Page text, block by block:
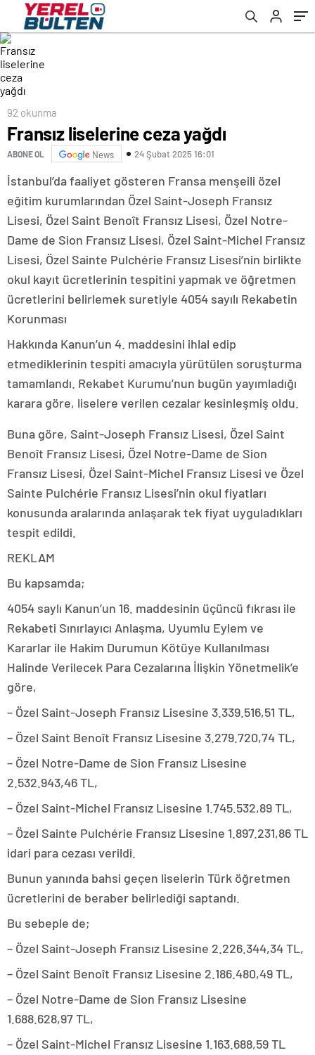
92 okunma
Fransız liselerine ceza yağdı
ABONE OL News 24 Şubat 2025 16:01
İstanbul’da faaliyet gösteren Fransa menşeili özel
eğitim kurumlarından Özel Saint-Joseph Fransız
Lisesi, Özel Saint Benoît Fransız Lisesi, Özel Notre-
Dame de Sion Fransız Lisesi, Özel Saint-Michel Fransız
Lisesi, Özel Sainte Pulchérie Fransız Lisesi’nin birlikte
okul kayıt ücretlerinin tespitini yapmak ve öğretmen
ücretlerini belirlemek suretiyle 4054 sayılı Rekabetin
Korunması
Hakkında Kanun’un 4. maddesini ihlal edip
etmediklerinin tespiti amacıyla yürütülen soruşturma
tamamlandı. Rekabet Kurumu’nun bugün yayımladığı
karara göre, liselere verilen cezalar kesinleşmiş oldu.
Buna göre, Saint-Joseph Fransız Lisesi, Özel Saint
Benoît Fransız Lisesi, Özel Notre-Dame de Sion
Fransız Lisesi, Özel Saint-Michel Fransız Lisesi ve Özel
Sainte Pulchérie Fransız Lisesi’nin okul fiyatları
konusunda aralarında anlaşarak tek fiyat uyguladıkları
tespit edildi.
REKLAM
Bu kapsamda;
4054 saylı Kanun’un 16. maddesinin üçüncü fıkrası ile
Rekabeti Sınırlayıcı Anlaşma, Uyumlu Eylem ve
Kararlar ile Hakim Durumun Kötüye Kullanılması
Halinde Verilecek Para Cezalarına İlişkin Yönetmelik’e
göre,
– Özel Saint-Joseph Fransız Lisesine 3.339.516,51 TL,
– Özel Saint Benoît Fransız Lisesine 3.279.720,74 TL,
– Özel Notre-Dame de Sion Fransız Lisesine
2.532.943,46 TL,
– Özel Saint-Michel Fransız Lisesine 1.745.532,89 TL,
– Özel Sainte Pulchérie Fransız Lisesine 1.897.231,86 TL
idari para cezası verildi.
Bunun yanında bahsi geçen liselerin Türk öğretmen
ücretlerini de beraber belirlediği saptandı.
Bu sebeple de;
– Özel Saint-Joseph Fransız Lisesine 2.226.344,34 TL,
– Özel Saint Benoît Fransız Lisesine 2.186.480,49 TL,
– Özel Notre-Dame de Sion Fransız Lisesine
1.688.628,97 TL,
– Özel Saint-Michel Fransız Lisesine 1.163.688,59 TL